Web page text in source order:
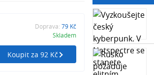
Doprava: 79 Kč
Skladem
Koupit za 92 Kč